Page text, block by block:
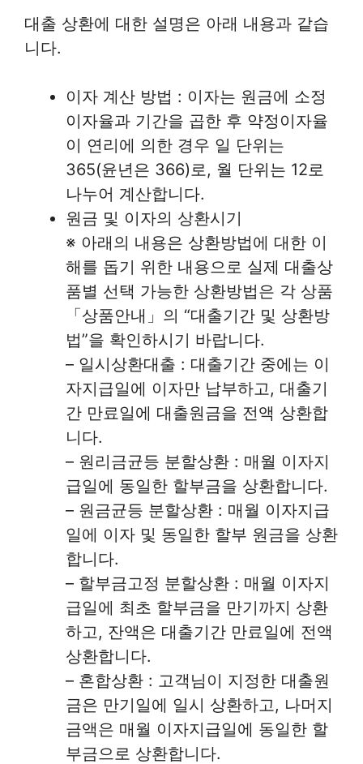
대출 상환에 대한 설명은 아래 내용과 같습
니다.
이자 계산 방법 : 이자는 원금에 소정
이자율과 기간을 곱한 후 약정이자율
이 연리에 의한 경우 일 단위는
365(윤년은 366)로, 월 단위는 12로
나누어 계산합니다.
원금 및 이자의 상환시기
※ 아래의 내용은 상환방법에 대한 이
해를 돕기 위한 내용으로 실제 대출상
품별 선택 가능한 상환방법은 각 상품
「상품안내」의 “대출기간 및 상환방
법”을 확인하시기 바랍니다.
– 일시상환대출 : 대출기간 중에는 이
자지급일에 이자만 납부하고, 대출기
간 만료일에 대출원금을 전액 상환합
니다.
– 원리금균등 분할상환 : 매월 이자지
급일에 동일한 할부금을 상환합니다.
– 원금균등 분할상환 : 매월 이자지급
일에 이자 및 동일한 할부 원금을 상환
합니다.
– 할부금고정 분할상환 : 매월 이자지
급일에 최초 할부금을 만기까지 상환
하고, 잔액은 대출기간 만료일에 전액
상환합니다.
– 혼합상환 : 고객님이 지정한 대출원
금은 만기일에 일시 상환하고, 나머지
금액은 매월 이자지급일에 동일한 할
부금으로 상환합니다.